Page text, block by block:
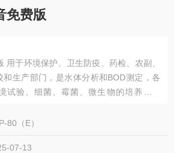
免费版
用于环境保护、卫生防疫、药检、农副、
和生产部门，是水体分析和BOD测定，各
试验、细菌、霉菌、微生物的培养、保
80（E）
07-13